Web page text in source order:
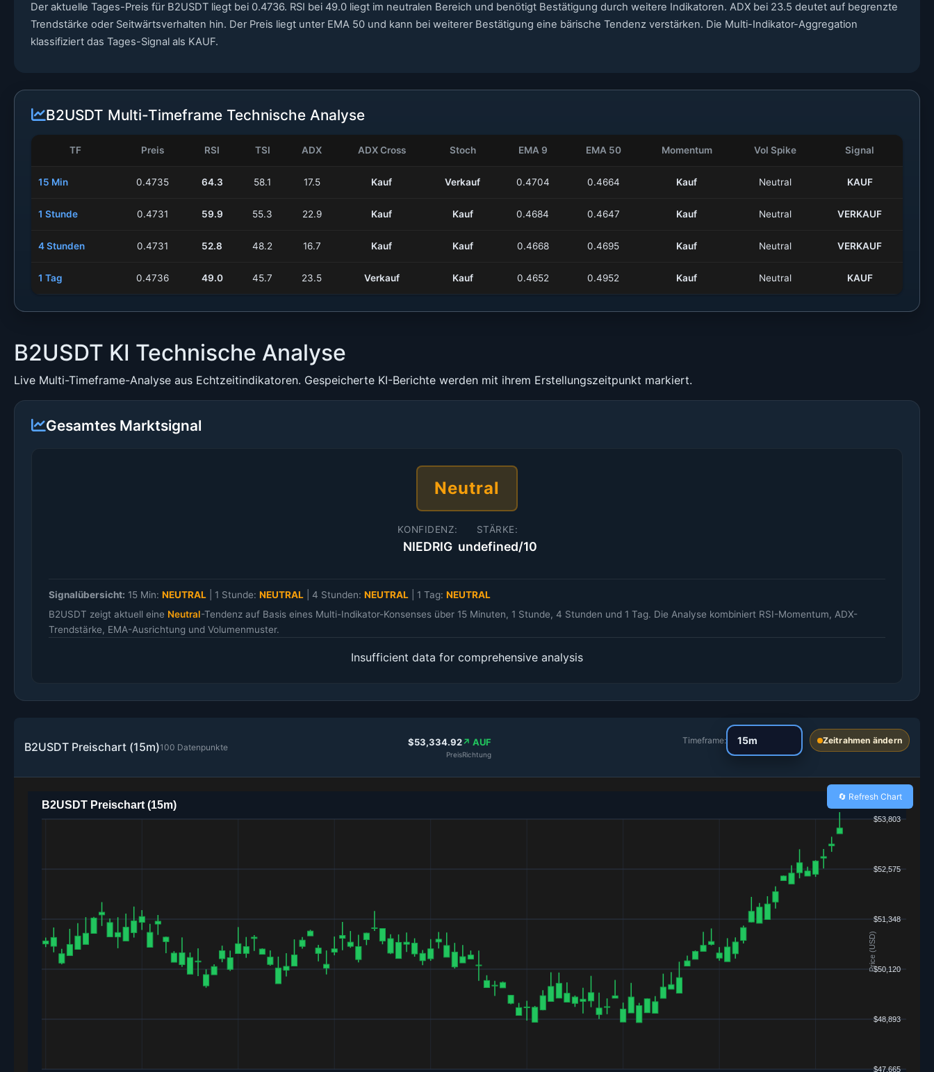
Der aktuelle Tages-Preis für B2USDT liegt bei 0.4736. RSI bei 49.0 liegt im neutralen Bereich und benötigt Bestätigung durch weitere Indikatoren. ADX bei 23.5 deutet auf begrenzte
Trendstärke oder Seitwärtsverhalten hin. Der Preis liegt unter EMA 50 und kann bei weiterer Bestätigung eine bärische Tendenz verstärken. Die Multi-Indikator-Aggregation
klassifiziert das Tages-Signal als KAUF.
B2USDT Multi-Timeframe Technische Analyse
TF Preis RSI TSI ADX ADX Cross Stoch EMA 9 EMA 50 Momentum Vol Spike Signal
15 Min 0.4735 64.3 58.1 17.5 Kauf Verkauf 0.4704 0.4664 Kauf Neutral KAUF
1 Stunde 0.4731 59.9 55.3 22.9 Kauf Kauf 0.4684 0.4647 Kauf Neutral VERKAUF
4 Stunden 0.4731 52.8 48.2 16.7 Kauf Kauf 0.4668 0.4695 Kauf Neutral VERKAUF
1 Tag 0.4736 49.0 45.7 23.5 Verkauf Kauf 0.4652 0.4952 Kauf Neutral KAUF
B2USDT KI Technische Analyse
Live Multi-Timeframe-Analyse aus Echtzeitindikatoren. Gespeicherte KI-Berichte werden mit ihrem Erstellungszeitpunkt markiert.
Gesamtes Marktsignal
Neutral
KONFIDENZ:
NIEDRIG
STÄRKE:
undefined/10
Signalübersicht: 15 Min: NEUTRAL 1 Stunde: NEUTRAL 4 Stunden: NEUTRAL 1 Tag: NEUTRAL
B2USDT zeigt aktuell eine Neutral-Tendenz auf Basis eines Multi-Indikator-Konsenses über 15 Minuten, 1 Stunde, 4 Stunden und 1 Tag. Die Analyse kombiniert RSI-Momentum, ADX-
Trendstärke, EMA-Ausrichtung und Volumenmuster.
Insufficient data for comprehensive analysis
B2USDT Preischart (15m)100 Datenpunkte $53,334.92
Preis
↗ AUF
Richtung
Timeframe: Zeitrahmen ändern
🔄 Refresh Chart